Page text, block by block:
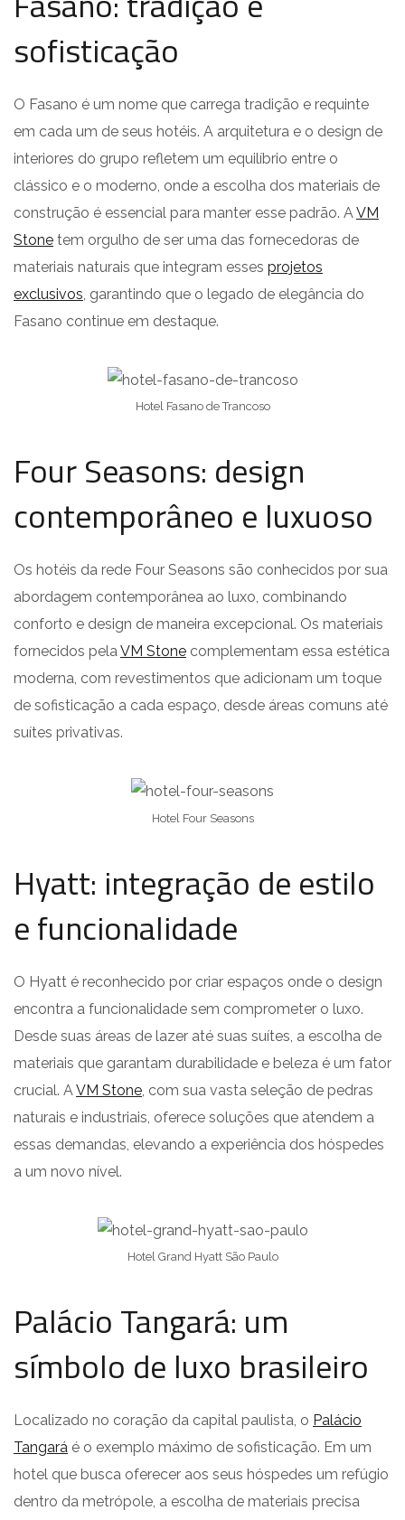
sofisticação
O Fasano é um nome que carrega tradição e requinte
em cada um de seus hotéis. A arquitetura e o design de
interiores do grupo refletem um equilíbrio entre o
clássico e o moderno, onde a escolha dos materiais de
construção é essencial para manter esse padrão. AVM
Stone tem orgulho de ser uma das fornecedoras de
materiais naturais que integram esses projetos
exclusivos, garantindo que o legado de elegância do
Fasano continue em destaque.
Hotel Fasano de Trancoso
Four Seasons: design
contemporâneo e luxuoso
Os hotéis da rede Four Seasons são conhecidos por sua
abordagem contemporânea ao luxo, combinando
conforto e design de maneira excepcional. Os materiais
fornecidos pelaVM Stone complementam essa estética
moderna, com revestimentos que adicionam um toque
de sofisticação a cada espaço, desde áreas comuns até
suítes privativas.
Hotel Four Seasons
Hyatt: integração de estilo
e funcionalidade
O Hyatt é reconhecido por criar espaços onde o design
encontra a funcionalidade sem comprometer o luxo.
Desde suas áreas de lazer até suas suítes, a escolha de
materiais que garantam durabilidade e beleza é um fator
crucial. AVM Stone, com sua vasta seleção de pedras
naturais e industriais, oferece soluções que atendem a
essas demandas, elevando a experiência dos hóspedes
a um novo nível.
Hotel Grand Hyatt São Paulo
Palácio Tangará: um
símbolo de luxo brasileiro
Localizado no coração da capital paulista, o Palácio
Tangará é o exemplo máximo de sofisticação. Em um
hotel que busca oferecer aos seus hóspedes um refúgio
dentro da metrópole, a escolha de materiais precisa